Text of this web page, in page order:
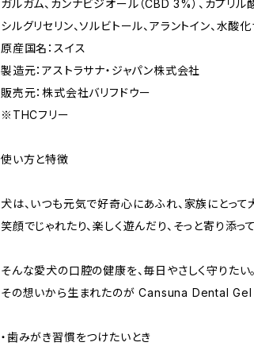
ガルガム、カンナビジオール（CBD 3%）、カプリル
シルグリセリン、ソルビトール、アラントイン、水酸
原産国名：スイス
製造元：アストラサナ・ジャパン株式会社
販売元：株式会社バリフドウー
※THCフリー
使い方と特徴
犬は、いつも元気で好奇心にあふれ、家族にとって
笑顔でじゃれたり、楽しく遊んだり、そっと寄り添
そんな愛犬の口腔の健康を、毎日やさしく守りたい。
その想いから生まれたのが Cansuna Dental Gel（
・歯みがき習慣をつけたいとき